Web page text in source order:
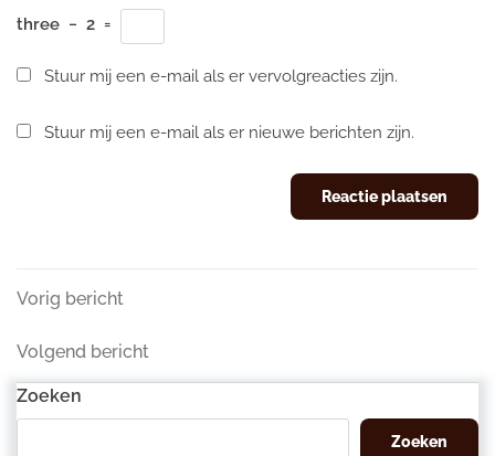
three − 2 =
Stuur mij een e-mail als er vervolgreacties zijn.
Stuur mij een e-mail als er nieuwe berichten zijn.
Berichtnavigatie
Vorig
Vorig bericht
Volgend
bericht
Volgend bericht
Zoeken
Zoeken